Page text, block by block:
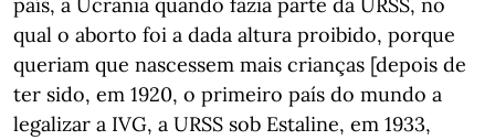
qual o aborto foi a dada altura proibido, porque
queriam que nascessem mais crianças [depois de
ter sido, em 1920, o primeiro país do mundo a
legalizar a IVG, a URSS sob Estaline, em 1933,